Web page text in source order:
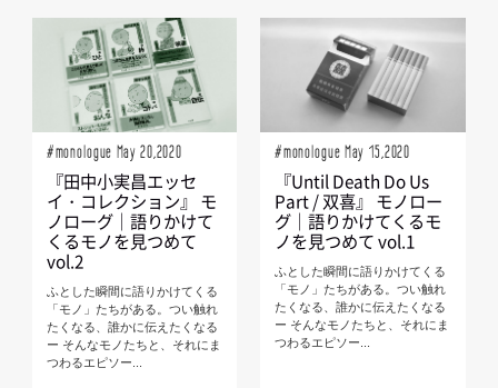
#monologue May 20,2020
『田中小実昌エッセ
イ・コレクション』 モ
ノローグ｜語りかけて
くるモノを見つめて
vol.2
ふとした瞬間に語りかけてくる
「モノ」たちがある。つい触れ
たくなる、誰かに伝えたくなる
ー そんなモノたちと、それにま
つわるエピソー...
#monologue May 15,2020
『Until Death Do Us
Part / 双喜』 モノロー
グ｜語りかけてくるモ
ノを見つめて vol.1
ふとした瞬間に語りかけてくる
「モノ」たちがある。つい触れ
たくなる、誰かに伝えたくなる
ー そんなモノたちと、それにま
つわるエピソー...